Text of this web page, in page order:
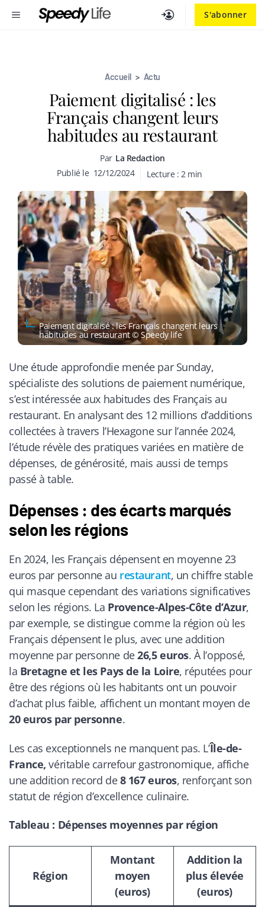
S'abonner
MENU
Accueil > Actu
Paiement digitalisé : les
Français changent leurs
habitudes au restaurant
Par La Redaction
Publié le 12/12/2024 Lecture : 2 min
Paiement digitalisé : les Français changent leurs
habitudes au restaurant © Speedy life
Une étude approfondie menée par Sunday,
spécialiste des solutions de paiement numérique,
s’est intéressée aux habitudes des Français au
restaurant. En analysant des 12 millions d’additions
collectées à travers l’Hexagone sur l’année 2024,
l’étude révèle des pratiques variées en matière de
dépenses, de générosité, mais aussi de temps
passé à table.
Dépenses : des écarts marqués
selon les régions
En 2024, les Français dépensent en moyenne 23
euros par personne au restaurant, un chiffre stable
qui masque cependant des variations significatives
selon les régions. La Provence-Alpes-Côte d’Azur,
par exemple, se distingue comme la région où les
Français dépensent le plus, avec une addition
moyenne par personne de26,5 euros. À l’opposé,
la Bretagne et les Pays de la Loire, réputées pour
être des régions où les habitants ont un pouvoir
d’achat plus faible, affichent un montant moyen de
20 euros par personne.
Les cas exceptionnels ne manquent pas. L’Île-de-
France, véritable carrefour gastronomique, affiche
une addition record de8 167 euros, renforçant son
statut de région d’excellence culinaire.
Tableau : Dépenses moyennes par région
Région
Montant
moyen
(euros)
Addition la
plus élevée
(euros)